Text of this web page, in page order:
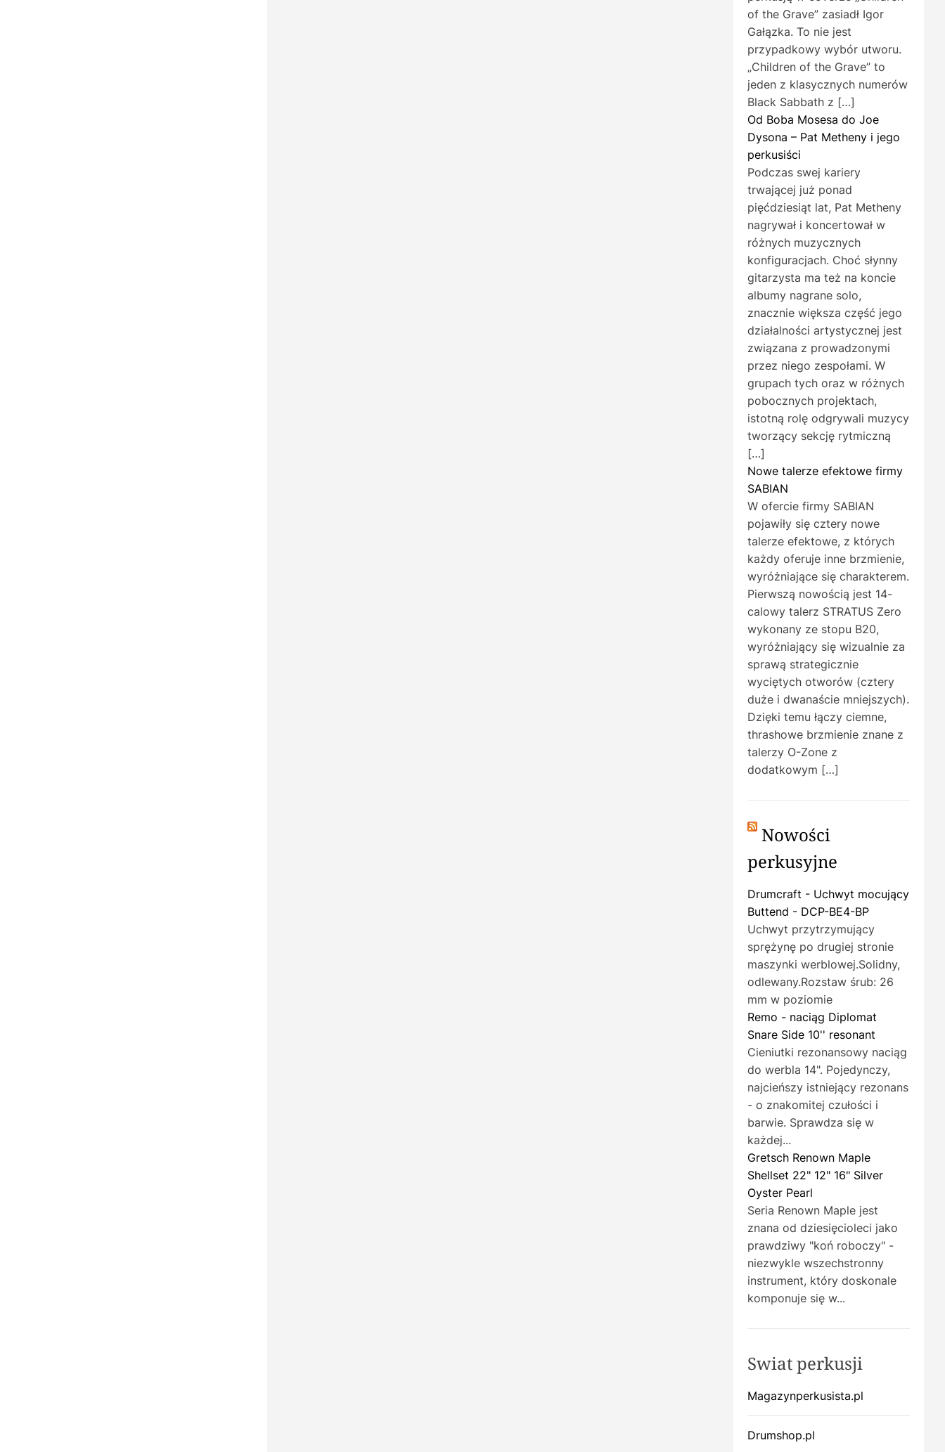
of the Grave” zasiadł Igor
Gałązka. To nie jest
przypadkowy wybór utworu.
„Children of the Grave” to
jeden z klasycznych numerów
Black Sabbath z […]
Od Boba Mosesa do Joe
Dysona – Pat Metheny i jego
perkusiści
Podczas swej kariery
trwającej już ponad
pięćdziesiąt lat, Pat Metheny
nagrywał i koncertował w
różnych muzycznych
konfiguracjach. Choć słynny
gitarzysta ma też na koncie
albumy nagrane solo,
znacznie większa część jego
działalności artystycznej jest
związana z prowadzonymi
przez niego zespołami. W
grupach tych oraz w różnych
pobocznych projektach,
istotną rolę odgrywali muzycy
tworzący sekcję rytmiczną
[…]
Nowe talerze efektowe firmy
SABIAN
W ofercie firmy SABIAN
pojawiły się cztery nowe
talerze efektowe, z których
każdy oferuje inne brzmienie,
wyróżniające się charakterem.
Pierwszą nowością jest 14-
calowy talerz STRATUS Zero
wykonany ze stopu B20,
wyróżniający się wizualnie za
sprawą strategicznie
wyciętych otworów (cztery
duże i dwanaście mniejszych).
Dzięki temu łączy ciemne,
thrashowe brzmienie znane z
talerzy O-Zone z
dodatkowym […]
Nowości
perkusyjne
Drumcraft - Uchwyt mocujący
Buttend - DCP-BE4-BP
Uchwyt przytrzymujący
sprężynę po drugiej stronie
maszynki werblowej.Solidny,
odlewany.Rozstaw śrub: 26
mm w poziomie
Remo - naciąg Diplomat
Snare Side 10'' resonant
Cieniutki rezonansowy naciąg
do werbla 14". Pojedynczy,
najcieńszy istniejący rezonans
- o znakomitej czułości i
barwie. Sprawdza się w
każdej...
Gretsch Renown Maple
Shellset 22" 12" 16" Silver
Oyster Pearl
Seria Renown Maple jest
znana od dziesięcioleci jako
prawdziwy "koń roboczy" -
niezwykle wszechstronny
instrument, który doskonale
komponuje się w...
Swiat perkusji
Magazynperkusista.pl
Drumshop.pl